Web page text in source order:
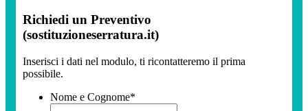
Richiedi un Preventivo
(sostituzioneserratura.it)
Inserisci i dati nel modulo, ti ricontatteremo il prima
possibile.
Nome e Cognome*